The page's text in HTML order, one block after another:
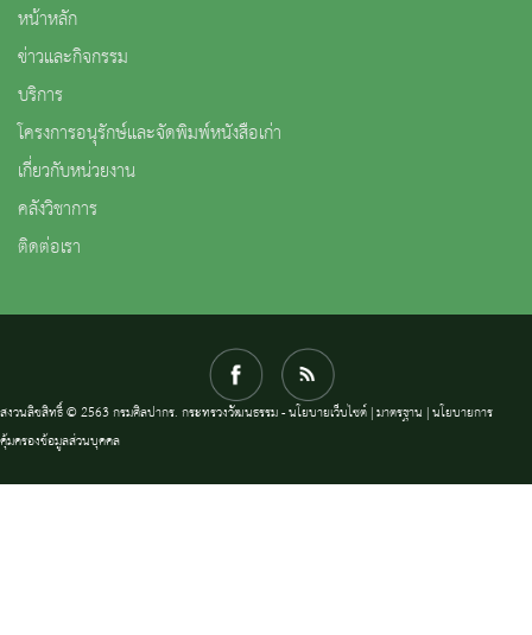
หน้าหลัก
ข่าวและกิจกรรม
บริการ
โครงการอนุรักษ์และจัดพิมพ์หนังสือเก่า
เกี่ยวกับหน่วยงาน
คลังวิชาการ
ติดต่อเรา
สงวนลิขสิทธิ์ © 2563 กรมศิลปากร. กระทรวงวัฒนธรรม -นโยบายเว็บไซต์|มาตรฐาน |นโยบายการ
คุ้มครองข้อมูลส่วนบุคคล